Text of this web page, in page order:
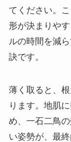
てください。
形が決まりや
ルの時間を減
訣です。
薄く取ると、
ります。地肌
め、一石二鳥
い姿勢が、最